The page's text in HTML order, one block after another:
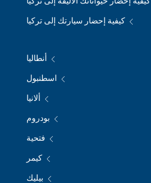
كيفية إحضار سيارتك إلى تركيا
أنطاليا
اسطنبول
ألانيا
بودروم
فتحية
كيمر
بيليك